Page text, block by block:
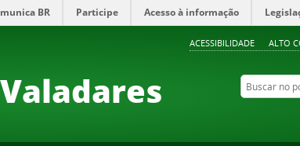
ACESSIBILIDADE ALTO
BR Participe Acesso à informação
Buscar no portal